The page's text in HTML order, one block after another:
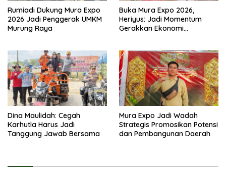
Rumiadi Dukung Mura Expo
2026 Jadi Penggerak UMKM
Murung Raya
Buka Mura Expo 2026,
Heriyus: Jadi Momentum
Gerakkan Ekonomi
Dina Maulidah: Cegah
Karhutla Harus Jadi
Tanggung Jawab Bersama
Mura Expo Jadi Wadah
Strategis Promosikan Potensi
dan Pembangunan Daerah